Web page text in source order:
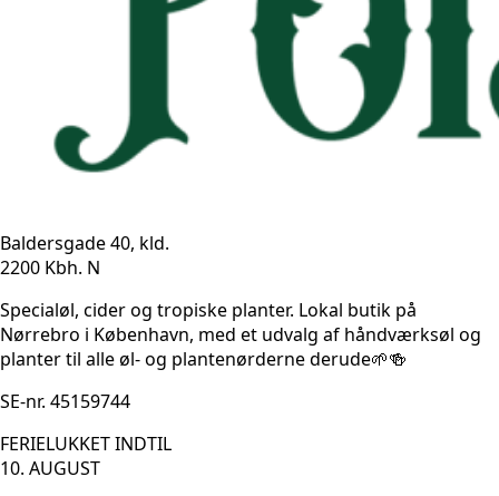
Baldersgade 40, kld.
2200 Kbh. N
Specialøl, cider og tropiske planter. Lokal butik på
Nørrebro i København, med et udvalg af håndværksøl og
planter til alle øl- og plantenørderne derude🌱🍻
SE-nr. 45159744
FERIELUKKET INDTIL
10. AUGUST